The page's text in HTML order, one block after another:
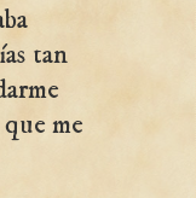
tan
me